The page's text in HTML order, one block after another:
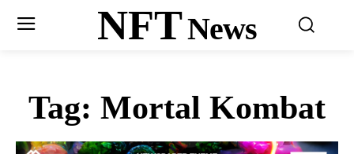
NFTNews
Tag: Mortal Kombat